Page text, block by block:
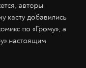
авторы
касту добавились
по «Грому», а
настоящим